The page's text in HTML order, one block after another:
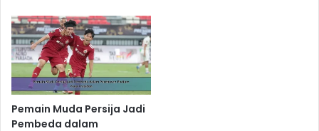
Pemain Muda Persija Jadi
Pembeda dalam